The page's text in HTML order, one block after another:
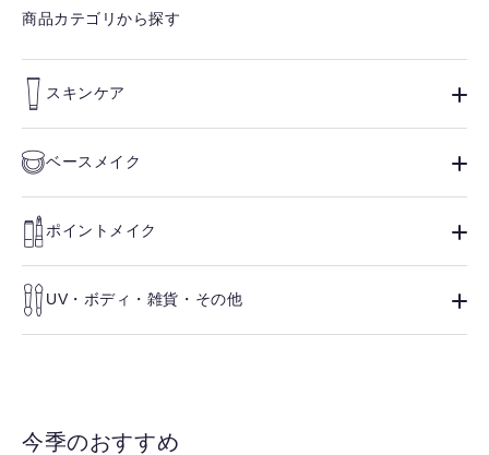
商品カテゴリから探す
スキンケア
ベースメイク
ポイントメイク
UV・ボディ・雑貨・その他
今季のおすすめ